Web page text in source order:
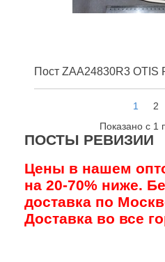
Пост ZAA24830R3 OTIS
1
2
Показано с 1
ПОСТЫ РЕВИЗИИ
Цены в нашем
на 20-70% ниже.
доставка по
Доставка во все